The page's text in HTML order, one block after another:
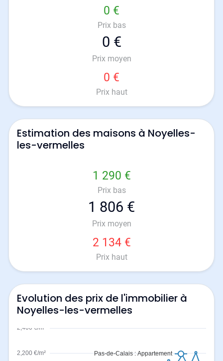
0 €
Prix bas
0 €
Prix moyen
0 €
Prix haut
Estimation des maisons à Noyelles-
les-vermelles
1 290 €
Prix bas
1 806 €
Prix moyen
2 134 €
Prix haut
Evolution des prix de l'immobilier à
Noyelles-les-vermelles